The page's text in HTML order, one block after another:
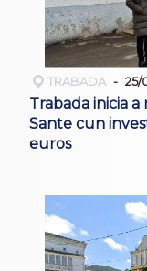
TRABADA 25/
Trabada inicia
Sante cun
euros